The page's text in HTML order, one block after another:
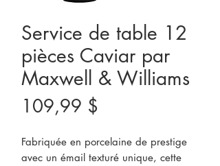
Service de table 12
pièces Caviar par
Maxwell & Williams
109,99 $
Fabriquée en porcelaine de prestige
avec un émail texturé unique, cette